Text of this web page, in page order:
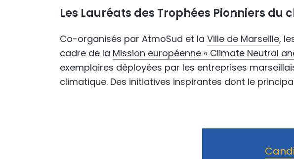
Les Lauréats des Trophées Pionniers du
Co-organisés par AtmoSud et la Ville de Marseille,
cadre de la Mission européenne « Climate Neutral
exemplaires déployées par les entreprises
climatique. Des initiatives inspirantes dont le